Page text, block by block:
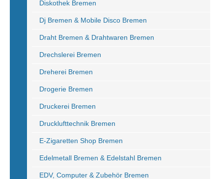
Diskothek Bremen
Dj Bremen & Mobile Disco Bremen
Draht Bremen & Drahtwaren Bremen
Drechslerei Bremen
Dreherei Bremen
Drogerie Bremen
Druckerei Bremen
Drucklufttechnik Bremen
E-Zigaretten Shop Bremen
Edelmetall Bremen & Edelstahl Bremen
EDV, Computer & Zubehör Bremen